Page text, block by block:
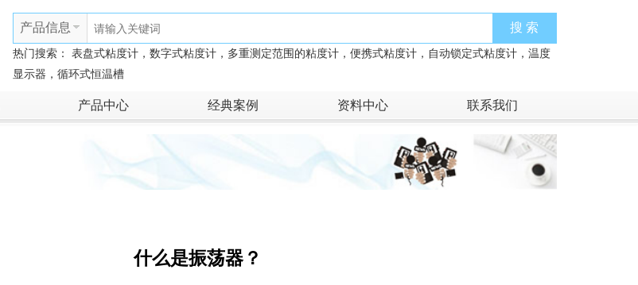
产品信息
热门搜索：
表盘式粘度计，数字式粘度计，多重测定范围的粘度计，便携式粘度计，自动锁定式粘度计，温度
显示器，循环式恒温槽
产品中心 经典案例 资料中心 联系我们
什么是振荡器？